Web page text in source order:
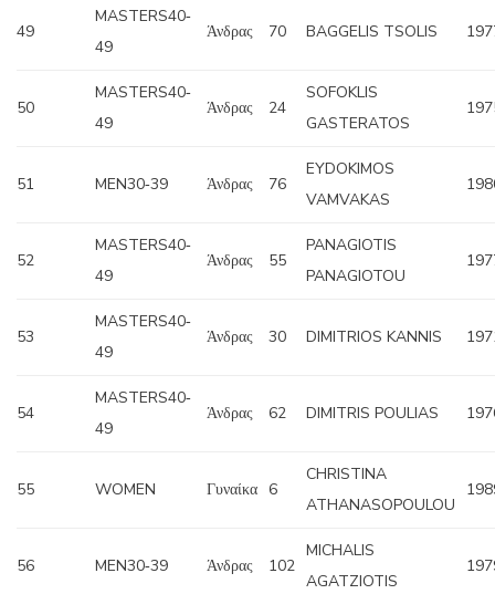
49
MASTERS40‐
49
Άνδρας 70 BAGGELIS TSOLIS
50
MASTERS40‐
49
Άνδρας 24
SOFOKLIS
GASTERATOS
51 MEN30‐39 Άνδρας 76
EYDOKIMOS
VAMVAKAS
52
MASTERS40‐
49
Άνδρας 55
PANAGIOTIS
PANAGIOTOU
53
MASTERS40‐
49
Άνδρας 30 DIMITRIOS KANNIS
54
MASTERS40‐
49
Άνδρας 62 DIMITRIS POULIAS
55 WOMEN Γυναίκα 6
CHRISTINA
ATHANASOPOULOU
56 MEN30‐39 Άνδρας 102
MICHALIS
AGATZIOTIS